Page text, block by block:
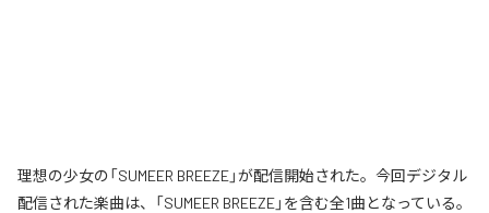
理想の少女の「SUMEER BREEZE」が配信開始された。今回デジタル
配信された楽曲は、「SUMEER BREEZE」を含む全1曲となっている。